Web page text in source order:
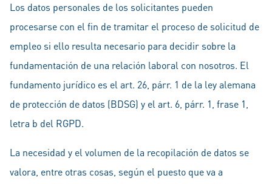
Los datos personales de los solicitantes pueden
procesarse con el fin de tramitar el proceso de solicitud de
empleo si ello resulta necesario para decidir sobre la
fundamentación de una relación laboral con nosotros. El
fundamento jurídico es el art. 26, párr. 1 de la ley alemana
de protección de datos (BDSG) y el art. 6, párr. 1, frase 1,
letra b del RGPD.
La necesidad y el volumen de la recopilación de datos se
valora, entre otras cosas, según el puesto que va a